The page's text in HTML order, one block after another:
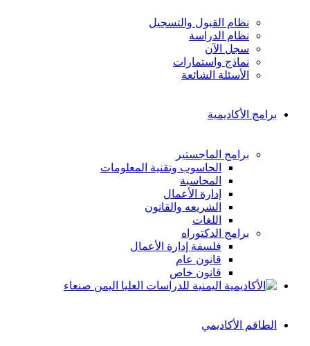
نظام القبول والتسجيل
نظام الدراسة
سجل الآن
نماذج واستمارات
الأسئلة الشائعة
برامج الأكاديمية
برامج الماجستير
الحاسوب وتقنية المعلومات
المحاسبة
إدارة الأعمال
الشريعه والقانون
اللغات
برامج الدكتوراه
فلسفة إدارة الأعمال
قانون عام
قانون خاص
الطاقم الأكاديمي